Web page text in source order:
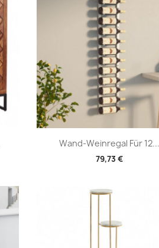
Wand-Weinregal Für 12...
79,73 €
Vorschau